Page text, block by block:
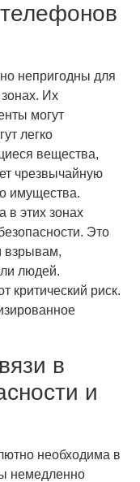
непригодны для
Их
могут
легко
вещества,
чрезвычайную
имущества.
в этих зонах
Это
взрывам,
людей.
критический риск.
в
и
необходима в
немедленно